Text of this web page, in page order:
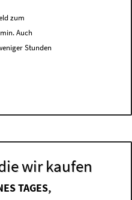
zum
Auch
Stunden
wir kaufen
TAGES,